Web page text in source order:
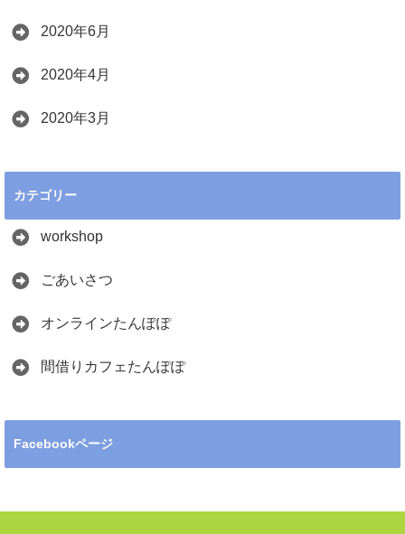
2020年6月
2020年4月
2020年3月
カテゴリー
workshop
ごあいさつ
オンラインたんぽぽ
間借りカフェたんぽぽ
Facebookページ